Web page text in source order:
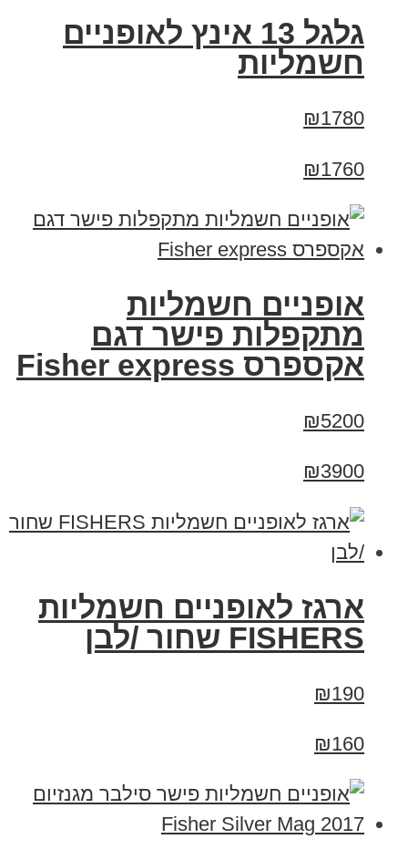
גלגל 13 אינץ לאופניים
חשמליות
₪1780
₪1760
אופניים חשמליות
מתקפלות פישר דגם
אקספרס Fisher express
₪5200
₪3900
ארגז לאופניים חשמליות
FISHERS שחור /לבן
₪190
₪160